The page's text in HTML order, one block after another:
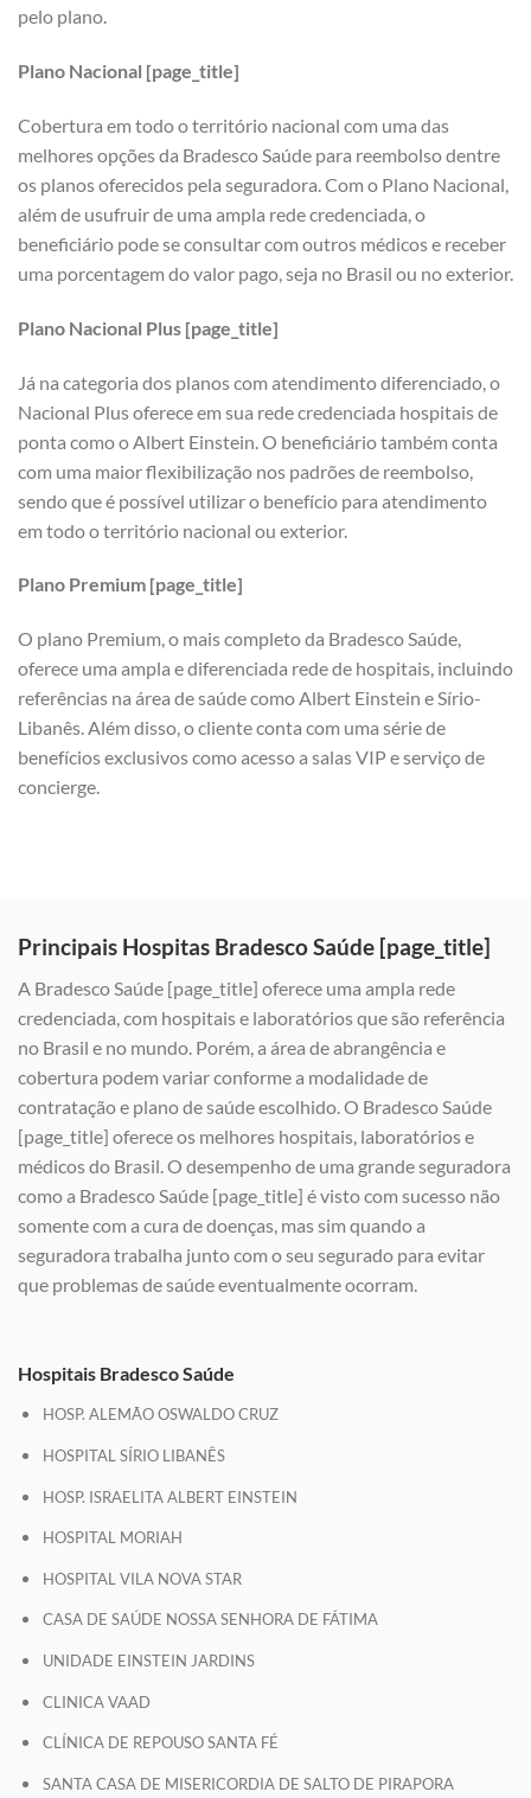
pelo plano.
Plano Nacional [page_title]
Cobertura em todo o território nacional com uma das
melhores opções da Bradesco Saúde para reembolso dentre
os planos oferecidos pela seguradora. Com o Plano Nacional,
além de usufruir de uma ampla rede credenciada, o
beneficiário pode se consultar com outros médicos e receber
uma porcentagem do valor pago, seja no Brasil ou no exterior.
Plano Nacional Plus [page_title]
Já na categoria dos planos com atendimento diferenciado, o
Nacional Plus oferece em sua rede credenciada hospitais de
ponta como o Albert Einstein. O beneficiário também conta
com uma maior flexibilização nos padrões de reembolso,
sendo que é possível utilizar o benefício para atendimento
em todo o território nacional ou exterior.
Plano Premium [page_title]
O plano Premium, o mais completo da Bradesco Saúde,
oferece uma ampla e diferenciada rede de hospitais, incluindo
referências na área de saúde como Albert Einstein e Sírio-
Libanês. Além disso, o cliente conta com uma série de
benefícios exclusivos como acesso a salas VIP e serviço de
concierge.
Principais Hospitas Bradesco Saúde [page_title]
A Bradesco Saúde [page_title] oferece uma ampla rede
credenciada, com hospitais e laboratórios que são referência
no Brasil e no mundo. Porém, a área de abrangência e
cobertura podem variar conforme a modalidade de
contratação e plano de saúde escolhido. O Bradesco Saúde
[page_title] oferece os melhores hospitais, laboratórios e
médicos do Brasil. O desempenho de uma grande seguradora
como a Bradesco Saúde [page_title] é visto com sucesso não
somente com a cura de doenças, mas sim quando a
seguradora trabalha junto com o seu segurado para evitar
que problemas de saúde eventualmente ocorram.
Hospitais Bradesco Saúde
HOSP. ALEMÃO OSWALDO CRUZ
HOSPITAL SÍRIO LIBANÊS
HOSP. ISRAELITA ALBERT EINSTEIN
HOSPITAL MORIAH
HOSPITAL VILA NOVA STAR
CASA DE SAÚDE NOSSA SENHORA DE FÁTIMA
UNIDADE EINSTEIN JARDINS
CLINICA VAAD
CLÍNICA DE REPOUSO SANTA FÉ
SANTA CASA DE MISERICORDIA DE SALTO DE PIRAPORA